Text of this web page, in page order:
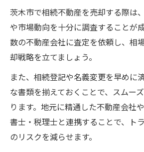
茨木市で相続不動産を売却する際は
や市場動向を十分に調査することが
数の不動産会社に査定を依頼し、相
却戦略を立てましょう。
また、相続登記や名義変更を早めに
な書類を揃えておくことで、スムー
ります。地元に精通した不動産会社
書士・税理士と連携することで、ト
のリスクを減らせます。